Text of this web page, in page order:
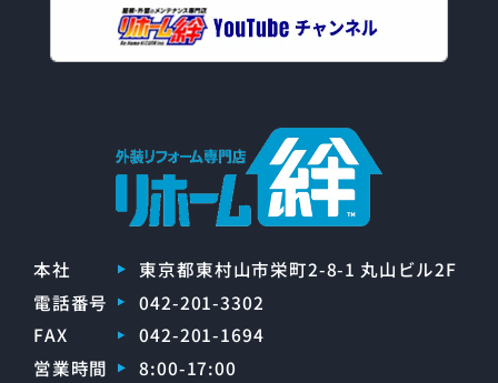
本社
東京都東村山市栄町2-8-1 丸山ビル2F
電話番号
042-201-3302
FAX
042-201-1694
営業時間
8:00-17:00